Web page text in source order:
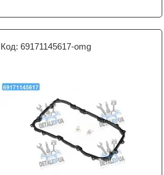
69171145617-omg